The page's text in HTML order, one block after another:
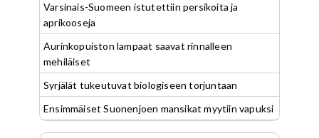
Varsinais-Suomeen istutettiin persikoita ja
aprikooseja
Aurinkopuiston lampaat saavat rinnalleen
mehiläiset
Syrjälät tukeutuvat biologiseen torjuntaan
Ensimmäiset Suonenjoen mansikat myytiin vapuksi